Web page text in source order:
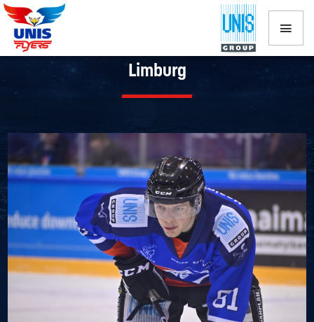
Mike Collard vertrekt naar Eaters
Limburg